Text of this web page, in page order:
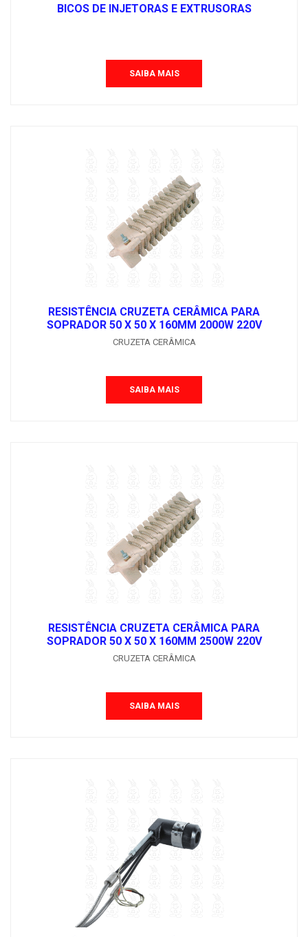
BICOS DE INJETORAS E EXTRUSORAS
SAIBA MAIS
RESISTÊNCIA CRUZETA CERÂMICA PARA
SOPRADOR 50 X 50 X 160MM 2000W 220V
CRUZETA CERÂMICA
SAIBA MAIS
RESISTÊNCIA CRUZETA CERÂMICA PARA
SOPRADOR 50 X 50 X 160MM 2500W 220V
CRUZETA CERÂMICA
SAIBA MAIS